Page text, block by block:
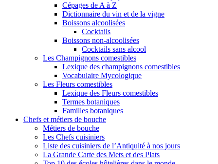
Cépages de A à Z
Dictionnaire du vin et de la vigne
Boissons alcoolisées
Cocktails
Boissons non-alcoolisées
Cocktails sans alcool
Les Champignons comestibles
Lexique des champignons comestibles
Vocabulaire Mycologique
Les Fleurs comestibles
Lexique des Fleurs comestibles
Termes botaniques
Familles botaniques
Chefs et métiers de bouche
Métiers de bouche
Les Chefs cuisiniers
Liste des cuisiniers de l’Antiquité à nos jours
La Grande Carte des Mets et des Plats